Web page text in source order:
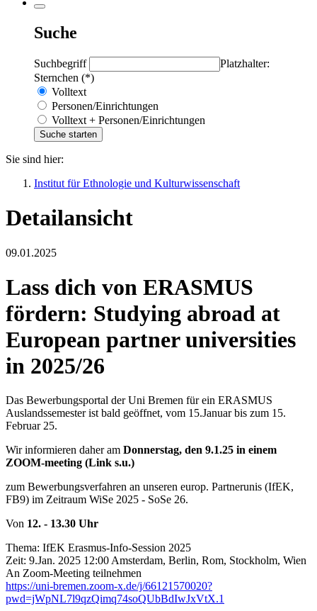
Suche
Suchbegriff
Platzhalter:
Sternchen (*)
Volltext
Personen/Einrichtungen
Volltext + Personen/Einrichtungen
Sie sind hier:
Institut für Ethnologie und Kulturwissenschaft
Detailansicht
09.01.2025
Lass dich von ERASMUS
fördern: Studying abroad at
European partner universities
in 2025/26
Das Bewerbungsportal der Uni Bremen für ein ERASMUS
Auslandssemester ist bald geöffnet, vom 15.Januar bis zum 15.
Februar 25.
Wir informieren daher am Donnerstag, den 9.1.25 in einem
ZOOM-meeting (Link s.u.)
zum Bewerbungsverfahren an unseren europ. Partnerunis (IfEK,
FB9) im Zeitraum WiSe 2025 - SoSe 26.
Von 12. - 13.30 Uhr
Thema: IfEK Erasmus-Info-Session 2025
Zeit: 9.Jan. 2025 12:00 Amsterdam, Berlin, Rom, Stockholm, Wien
An Zoom-Meeting teilnehmen
https://uni-bremen.zoom-x.de/j/66121570020?
pwd=jWpNL7l9qzQimq74soQUbBdIwJxVtX.1